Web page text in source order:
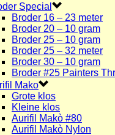
Special
Broder 16 – 23 meter
Broder 20 – 10 gram
Broder 25 – 10 gram
Broder 25 – 32 meter
Broder 30 – 10 gram
Broder #25 Painters
Mako
Grote klos
Kleine klos
Aurifil Makò #80
Aurifil Makò Nylon